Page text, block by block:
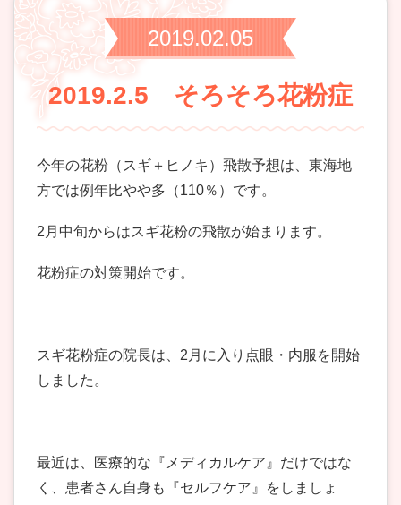
2019.02.05
2019.2.5 そろそろ花粉症
今年の花粉（スギ＋ヒノキ）飛散予想は、東海地
方では例年比やや多（110％）です。
2月中旬からはスギ花粉の飛散が始まります。
花粉症の対策開始です。
スギ花粉症の院長は、2月に入り点眼・内服を開始
しました。
最近は、医療的な『メディカルケア』だけではな
く、患者さん自身も『セルフケア』をしましょ